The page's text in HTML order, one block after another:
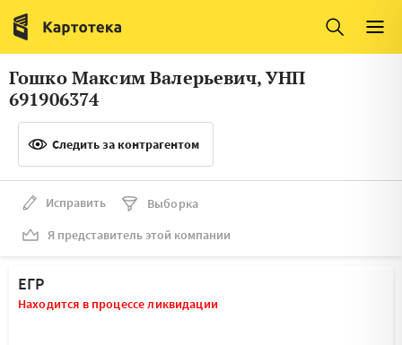
Италия
Люксембург
Литва
Латвия
Словения
Франция
Швеция
Мальта
Гошко Максим Валерьевич, УНП
691906374
Следить за контрагентом
Исправить
Выборка
Я представитель этой компании
ЕГР
Находится в процессе ликвидации